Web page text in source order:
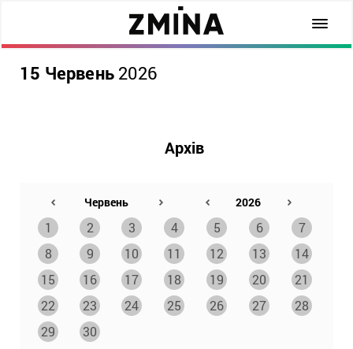
15 Червень 2026
Архів
1 2 3 4 5 6
7
8
9 10 11 12 13
14
15
16 17 18 19 20
21
22
23 24 25 26 27
28
29
30